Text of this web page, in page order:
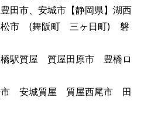
田市、安城市【静岡県】湖西
市 (舞阪町 三ヶ日町) 磐
駅質屋 質屋田原市 豊橋ロ
市 安城質屋 質屋西尾市 田